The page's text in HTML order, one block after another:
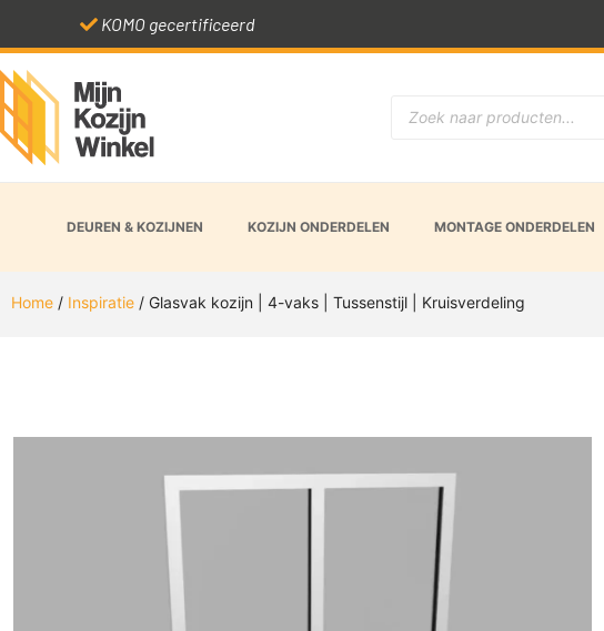
KOMO gecertificeerd
DEUREN & KOZIJNEN KOZIJN ONDERDELEN MONTAGE ONDERDELEN
Home / Inspiratie / Glasvak kozijn | 4-vaks | Tussenstijl | Kruisverdeling